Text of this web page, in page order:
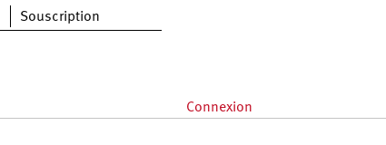
Souscription
Connexion